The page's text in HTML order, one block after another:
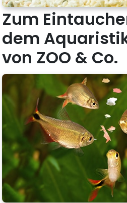
Zum
dem
von ZOO & Co.